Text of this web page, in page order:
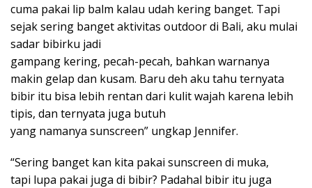
cuma pakai lip balm kalau udah kering banget. Tapi
sejak sering banget aktivitas outdoor di Bali, aku mulai
sadar bibirku jadi
gampang kering, pecah-pecah, bahkan warnanya
makin gelap dan kusam. Baru deh aku tahu ternyata
bibir itu bisa lebih rentan dari kulit wajah karena lebih
tipis, dan ternyata juga butuh
yang namanya sunscreen” ungkap Jennifer.
“Sering banget kan kita pakai sunscreen di muka,
tapi lupa pakai juga di bibir? Padahal bibir itu juga